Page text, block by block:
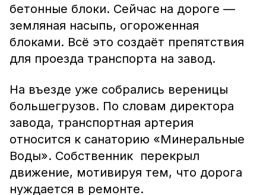
бетонные блоки. Сейчас на дороге —
земляная насыпь, огороженная
блоками. Всё это создаёт препятствия
для проезда транспорта на завод.
На въезде уже собрались вереницы
большегрузов. По словам директора
завода, транспортная артерия
относится к санаторию «Минеральные
Воды». Собственник перекрыл
движение, мотивируя тем, что дорога
нуждается в ремонте.